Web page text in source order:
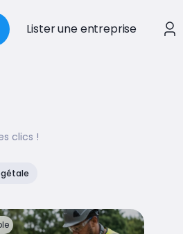
Lister une entreprise
clics !